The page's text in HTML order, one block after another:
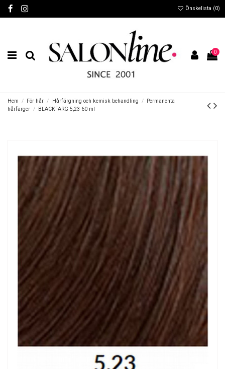
Önskelista (0)
0
Hem För hår Hårfärgning och kemisk behandling
Permanenta
hårfärger
BLÄCKFÄRG 5,23 60 ml